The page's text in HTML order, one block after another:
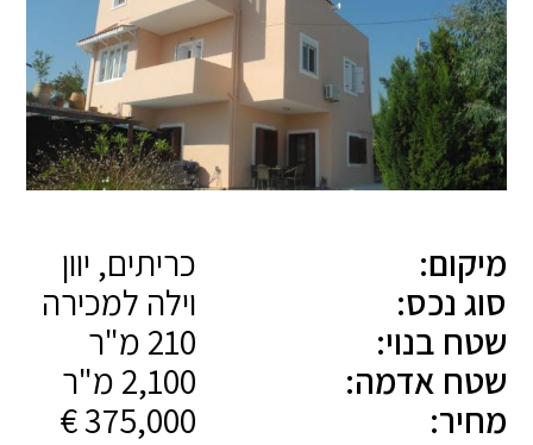
מיקום:
כריתים, יוון
סוג נכס:
וילה למכירה
שטח בנוי:
שטח אדמה:
מחיר: